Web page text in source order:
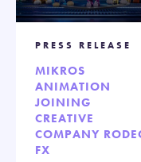
PRESS RELEASE
MIKROS
ANIMATION
JOINING
CREATIVE
COMPANY
FX